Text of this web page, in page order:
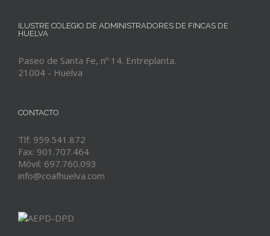
ILUSTRE COLEGIO DE ADMINISTRADORES DE FINCAS DE
HUELVA
Paseo de Santa Fe, nº 14. Entreplanta.
21004 - Huelva
CONTACTO
Tlf: 959.541.872
Fax: 901.707.464
Móvil: 697.760.093
info@coafhuelva.com